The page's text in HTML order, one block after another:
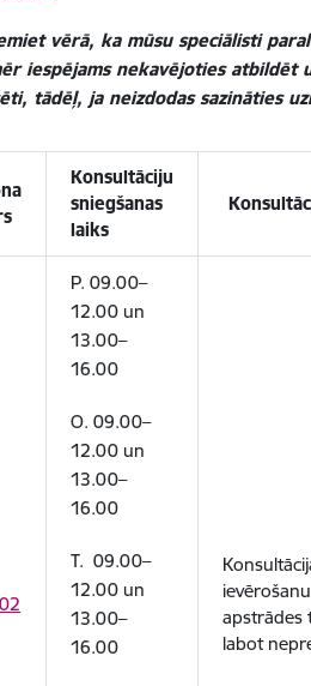
vērā, ka mūsu speciālisti
iespējams nekavējoties atbildēt
tādēļ, ja neizdodas sazināties
Konsultāciju
sniegšanas
laiks
P. 09.00–
12.00 un
13.00–
16.00
O. 09.00–
12.00 un
13.00–
16.00
T. 09.00–
12.00 un
13.00–
16.00
apstrādes
labot